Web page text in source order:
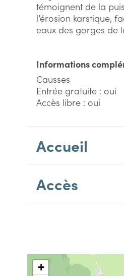
témoignent de la
l’érosion karstique,
eaux des gorges de
Informations
Causses
Entrée gratuite : oui
Accès libre : oui
Accueil
Accès
+